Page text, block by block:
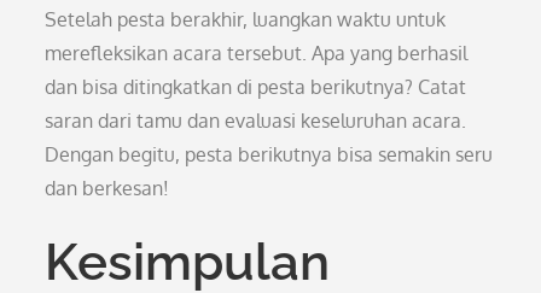
Setelah pesta berakhir, luangkan waktu untuk
merefleksikan acara tersebut. Apa yang berhasil
dan bisa ditingkatkan di pesta berikutnya? Catat
saran dari tamu dan evaluasi keseluruhan acara.
Dengan begitu, pesta berikutnya bisa semakin seru
dan berkesan!
Kesimpulan